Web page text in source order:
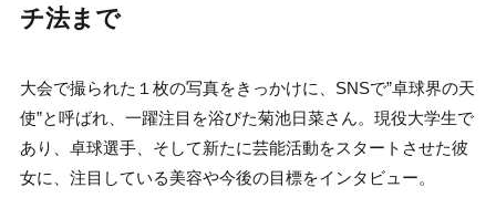
チ法まで
大会で撮られた１枚の写真をきっかけに、SNSで”卓球界の天
使”と呼ばれ、一躍注目を浴びた菊池日菜さん。現役大学生で
あり、卓球選手、そして新たに芸能活動をスタートさせた彼
女に、注目している美容や今後の目標をインタビュー。